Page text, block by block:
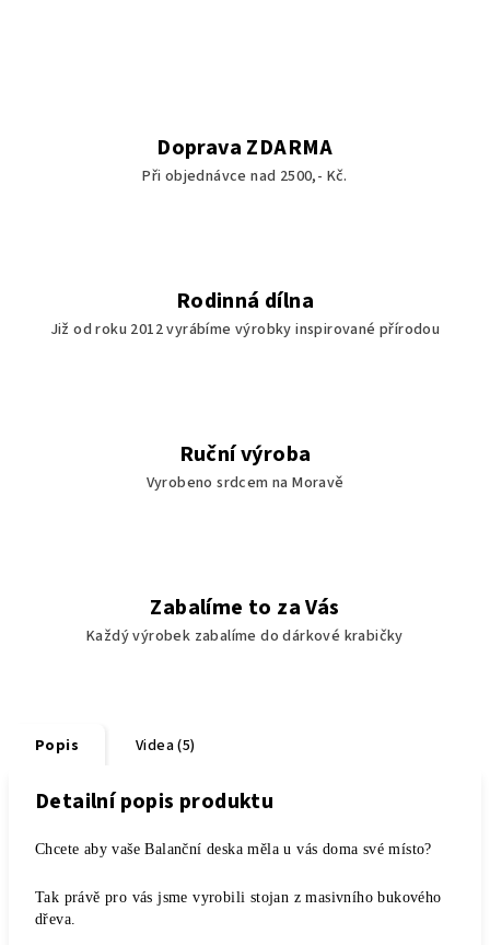
Doprava ZDARMA
Při objednávce nad 2500,- Kč.
Rodinná dílna
Již od roku 2012 vyrábíme výrobky inspirované přírodou
Ruční výroba
Vyrobeno srdcem na Moravě
Zabalíme to za Vás
Každý výrobek zabalíme do dárkové krabičky
Popis Videa (5)
Detailní popis produktu
Chcete aby vaše Balanční deska měla u vás doma své místo?
Tak právě pro vás jsme vyrobili stojan z masivního bukového
dřeva.